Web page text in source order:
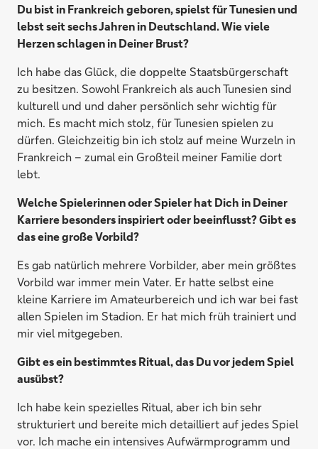
Du bist in Frankreich geboren, spielst für Tunesien und
lebst seit sechs Jahren in Deutschland. Wie viele
Herzen schlagen in Deiner Brust?
Ich habe das Glück, die doppelte Staatsbürgerschaft
zu besitzen. Sowohl Frankreich als auch Tunesien sind
kulturell und und daher persönlich sehr wichtig für
mich. Es macht mich stolz, für Tunesien spielen zu
dürfen. Gleichzeitig bin ich stolz auf meine Wurzeln in
Frankreich – zumal ein Großteil meiner Familie dort
lebt.
Welche Spielerinnen oder Spieler hat Dich in Deiner
Karriere besonders inspiriert oder beeinflusst? Gibt es
das eine große Vorbild?
Es gab natürlich mehrere Vorbilder, aber mein größtes
Vorbild war immer mein Vater. Er hatte selbst eine
kleine Karriere im Amateurbereich und ich war bei fast
allen Spielen im Stadion. Er hat mich früh trainiert und
mir viel mitgegeben.
Gibt es ein bestimmtes Ritual, das Du vor jedem Spiel
ausübst?
Ich habe kein spezielles Ritual, aber ich bin sehr
strukturiert und bereite mich detailliert auf jedes Spiel
vor. Ich mache ein intensives Aufwärmprogramm und